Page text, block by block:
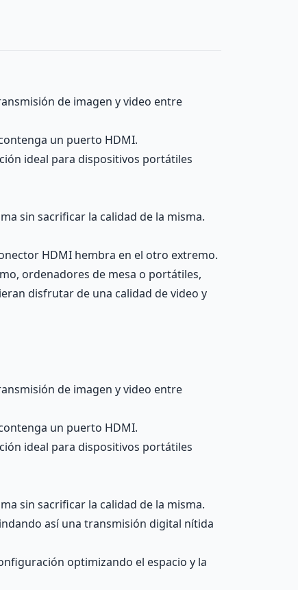
de imagen y video entre
un puerto HDMI.
ideal para dispositivos portátiles
sin sacrificar la calidad de la misma.
HDMI hembra en el otro extremo.
ordenadores de mesa o portátiles,
disfrutar de una calidad de video y
de imagen y video entre
un puerto HDMI.
ideal para dispositivos portátiles
sin sacrificar la calidad de la misma.
así una transmisión digital nítida
optimizando el espacio y la